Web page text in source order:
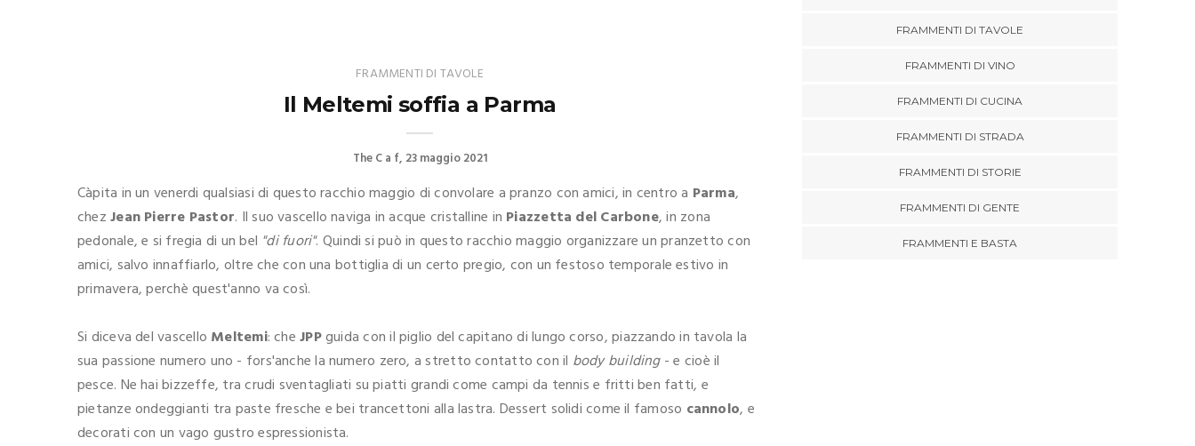
FRAMMENTI DI TAVOLE
Il Meltemi soffia a Parma
The C a f 23 maggio 2021
Càpita in un venerdi qualsiasi di questo racchio maggio di convolare a pranzo con amici, in centro a Parma,
chezJean Pierre Pastor. Il suo vascello naviga in acque cristalline in Piazzetta del Carbone, in zona
pedonale, e si fregia di un bel "di fuori". Quindi si può in questo racchio maggio organizzare un pranzetto con
amici, salvo innaffiarlo, oltre che con una bottiglia di un certo pregio, con un festoso temporale estivo in
primavera, perchè quest'anno va così.
Si diceva del vascello Meltemi: cheJPPguida con il piglio del capitano di lungo corso, piazzando in tavola la
sua passione numero uno - fors'anche la numero zero, a stretto contatto con il body building- e cioè il
pesce. Ne hai bizzeffe, tra crudi sventagliati su piatti grandi come campi da tennis e fritti ben fatti, e
pietanze ondeggianti tra paste fresche e bei trancettoni alla lastra. Dessert solidi come il famoso cannolo, e
decorati con un vago gustro espressionista.
FRAMMENTI DI TAVOLE
FRAMMENTI DI VINO
FRAMMENTI DI CUCINA
FRAMMENTI DI STRADA
FRAMMENTI DI STORIE
FRAMMENTI DI GENTE
FRAMMENTI E BASTA